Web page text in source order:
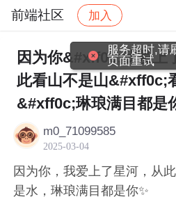
前端社区 加入
社区 前端社区 感慨
因为你&#xff0c;我爱上
此看山不是山&#xff0c;
&#xff0c;琳琅满目都是
m0_71099585
2025-03-04
因为你，我爱上了星河，从
是水，琳琅满目都是你✨
服务超时,请
页面重试